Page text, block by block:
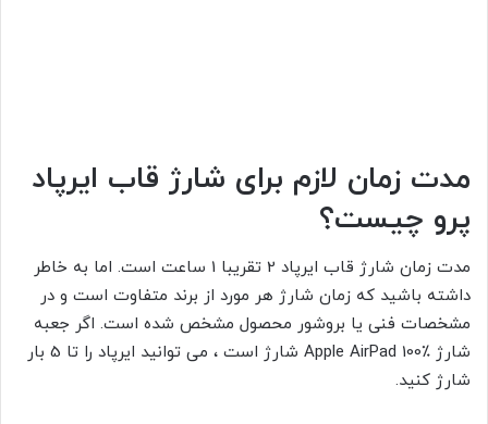
مدت زمان لازم برای شارژ قاب ایرپاد
پرو چیست؟
مدت زمان شارژ قاب ایرپاد
2 تقریبا 1 ساعت است. اما به خاطر
داشته باشید که زمان شارژ هر مورد از برند متفاوت است و در
مشخصات فنی یا بروشور محصول مشخص شده است. اگر جعبه
شارژ Apple AirPad 100٪ شارژ است ، می توانید ایرپاد را تا 5 بار
شارژ کنید.